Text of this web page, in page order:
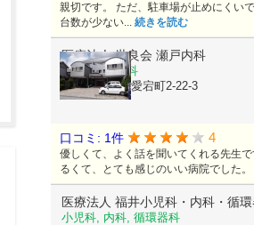
親切です。 ただ、駐車場が止めにくい
台数が少ない... 続きを読む
医療法人 世良会 瀬戸内科
内科, 呼吸器科
高知県高知市愛宕町2-22-3
口コミ: 1件 4
優しくて、よく話を聞いてくれる先生
るくて、とても感じのいい病院でした。
医療法人 福井小児科・内科・循
小児科, 内科, 循環器科